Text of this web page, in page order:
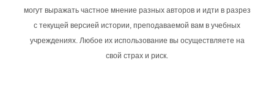
могут выражать частное мнение разных авторов и идти в разрез
с текущей версией истории, преподаваемой вам в учебных
учреждениях. Любое их использование вы осуществляете на
свой страх и риск.